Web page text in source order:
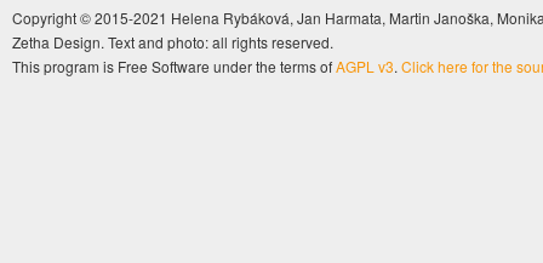
Copyright © 2015-2021 Helena Rybáková, Jan Harmata, Martin Janoška,
Zetha Design. Text and photo: all rights reserved.
This program is Free Software under the terms ofAGPL v3. Click here for the